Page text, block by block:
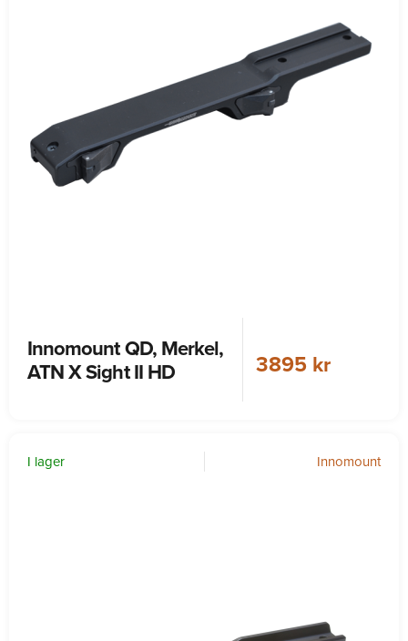
Innomount QD, Merkel,
ATN X Sight II HD
3895 kr
I lager Innomount